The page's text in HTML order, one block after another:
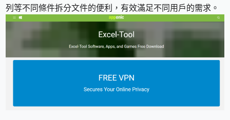
列等不同條件拆分文件的便利，有效滿足不同用戶的需求。